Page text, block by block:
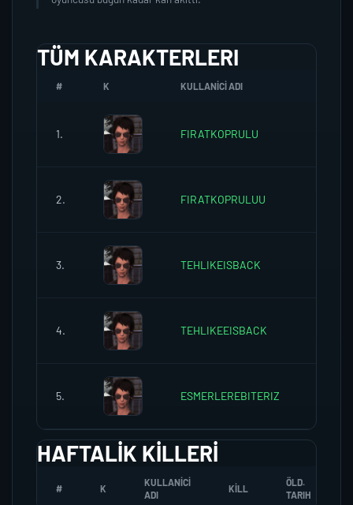
TÜM KARAKTERLERI
# K KULLANICI ADI
1. FIRATKOPRULU
2. FIRATKOPRULUU
3. TEHLIKEISBACK
4. TEHLIKEEISBACK
5. ESMERLEREBITERIZ
HAFTALIK KILLERI
# K
KULLANICI
ADI
KILL
ÖLD.
TARIH